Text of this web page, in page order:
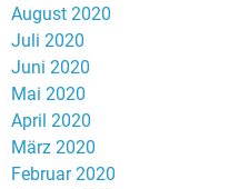
August 2020
Juli 2020
Juni 2020
Mai 2020
April 2020
März 2020
Februar 2020